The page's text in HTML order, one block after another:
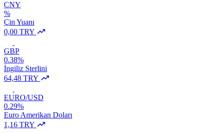
CNY
%
Çin Yuanı
0,00 TRY
GBP
0.38%
İngiliz Sterlini
64,48 TRY
EURO/USD
0.29%
Euro Amerikan Doları
1,16 TRY